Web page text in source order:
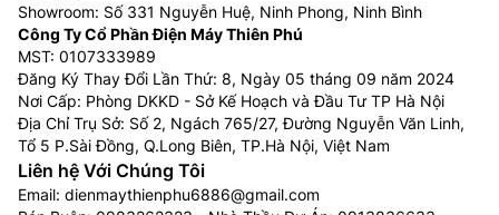
Showroom: Số 331 Nguyễn Huệ, Ninh Phong, Ninh Bình
Công Ty Cổ Phần Điện Máy Thiên Phú
MST: 0107333989
Đăng Ký Thay Đổi Lần Thứ: 8, Ngày 05 tháng 09 năm 2024
Nơi Cấp: Phòng DKKD - Sở Kế Hoạch và Đầu Tư TP Hà Nội
Địa Chỉ Trụ Sở: Số 2, Ngách 765/27, Đường Nguyễn Văn Linh,
Tổ 5 P.Sài Đồng, Q.Long Biên, TP.Hà Nội, Việt Nam
Liên hệ Với Chúng Tôi
Email: dienmaythienphu6886@gmail.com